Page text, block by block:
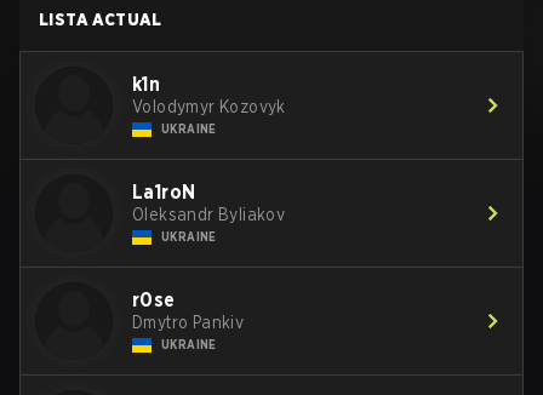
LISTA ACTUAL
k1n
Volodymyr Kozovyk
UKRAINE
La1roN
Oleksandr Byliakov
UKRAINE
r0se
Dmytro Pankiv
UKRAINE